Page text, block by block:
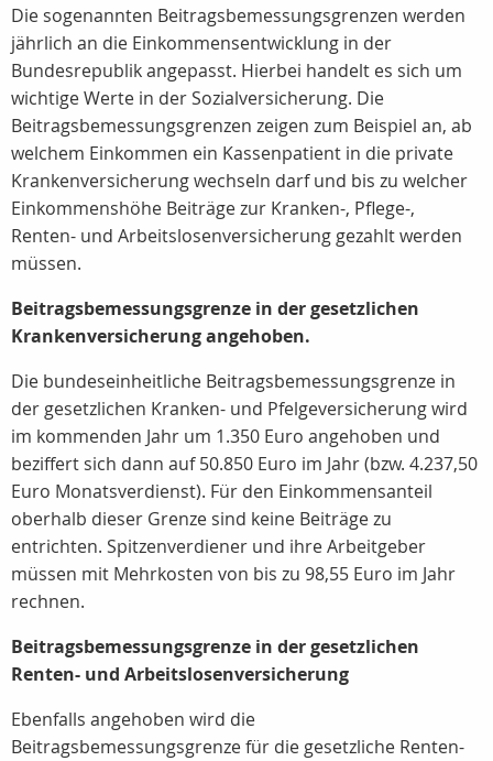
Die sogenannten Beitragsbemessungsgrenzen werden
jährlich an die Einkommensentwicklung in der
Bundesrepublik angepasst. Hierbei handelt es sich um
wichtige Werte in der Sozialversicherung. Die
Beitragsbemessungsgrenzen zeigen zum Beispiel an, ab
welchem Einkommen ein Kassenpatient in die private
Krankenversicherung wechseln darf und bis zu welcher
Einkommenshöhe Beiträge zur Kranken-, Pflege-,
Renten- und Arbeitslosenversicherung gezahlt werden
müssen.
Beitragsbemessungsgrenze in der gesetzlichen
Krankenversicherung angehoben.
Die bundeseinheitliche Beitragsbemessungsgrenze in
der gesetzlichen Kranken- und Pfelgeversicherung wird
im kommenden Jahr um 1.350 Euro angehoben und
beziffert sich dann auf 50.850 Euro im Jahr (bzw. 4.237,50
Euro Monatsverdienst). Für den Einkommensanteil
oberhalb dieser Grenze sind keine Beiträge zu
entrichten. Spitzenverdiener und ihre Arbeitgeber
müssen mit Mehrkosten von bis zu 98,55 Euro im Jahr
rechnen.
Beitragsbemessungsgrenze in der gesetzlichen
Renten- und Arbeitslosenversicherung
Ebenfalls angehoben wird die
Beitragsbemessungsgrenze für die gesetzliche Renten-